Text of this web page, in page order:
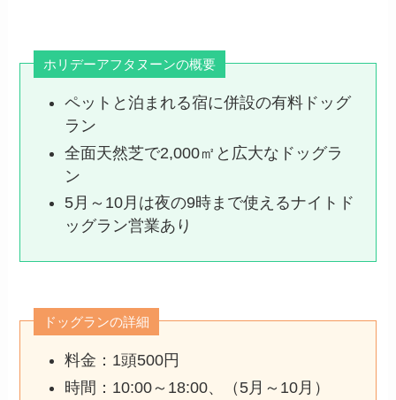
ホリデーアフタヌーンの概要
ペットと泊まれる宿に併設の有料ドッグ
ラン
全面天然芝で2,000㎡と広大なドッグラ
ン
5月～10月は夜の9時まで使えるナイトド
ッグラン営業あり
ドッグランの詳細
料金：1頭500円
時間：10:00～18:00、（5月～10月）